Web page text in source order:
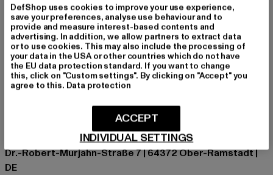
Verschlussarten: Buttonstrap, Verstellbar
Marke: Flexfit
Kat.: Snapback
Farbe: grau
Hersteller Farbe: heathergrey
Materialzusammensetzung: 83% Polyacryl, 15% Wolle,
2% Elasthan
Hersteller: TB International GmbH |info@tbint.de
Dr.-Robert-Murjahn-Straße 7 | 64372 Ober-Ramstadt |
DE
DefShop uses cookies to improve your use experience,
save your preferences, analyse use behaviour and to
provide and measure interest-based contents and
advertising. In addition, we allow partners to extract data
or to use cookies. This may also include the processing of
your data in the USA or other countries which do not have
the EU data protection standard. If you want to change
this, click on "Custom settings". By clicking on "Accept" you
agree to this. Data protection
INDIVIDUAL SETTINGS
ACCEPT